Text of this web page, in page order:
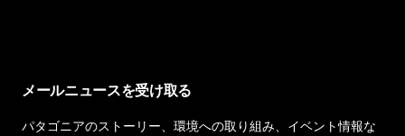
メールニュースを受け取る
パタゴニアのストーリー、環境への取り組み、イベント情報な